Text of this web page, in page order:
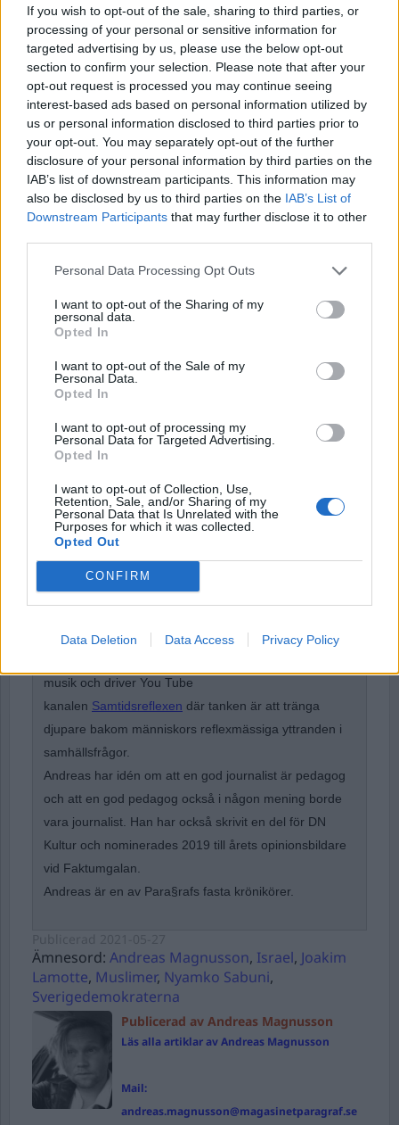
If you wish to opt-out of the sale, sharing to third parties, or
processing of your personal or sensitive information for
targeted advertising by us, please use the below opt-out
section to confirm your selection. Please note that after your
opt-out request is processed you may continue seeing
interest-based ads based on personal information utilized by
us or personal information disclosed to third parties prior to
your opt-out. You may separately opt-out of the further
disclosure of your personal information by third parties on the
IAB’s list of downstream participants. This information may
also be disclosed by us to third parties on the IAB’s List of
Downstream Participants that may further disclose it to other
Personal Data Processing Opt Outs
I want to opt-out of the Sharing of my
personal data.
Opted In
I want to opt-out of the Sale of my
Personal Data.
Opted In
I want to opt-out of processing my
Personal Data for Targeted Advertising.
Opted In
I want to opt-out of Collection, Use,
Retention, Sale, and/or Sharing of my
Personal Data that Is Unrelated with the
Purposes for which it was collected.
Opted Out
CONFIRM
Data Deletion Data Access Privacy Policy
Precis innan rättningspausen hade jag bedömt
ett inspelat tal från en tjej med somalisk
bakgrund. Ik...
Börja prenumerera för att läsa detta innehåll.
Starta din prenumerationhär
Eller logga in på ditt konto nedan:
Username or E-mail
Password
Remember Me
Forgot Password
Stöd Para§rafs bevakning av högerextremismen
Andreas Magnussonär gymnasielärare i svenska,
musik och driver You Tube
kanalen Samtidsreflexen där tanken är att tränga
djupare bakom människors reflexmässiga yttranden i
samhällsfrågor.
Andreas har idén om att en god journalist är pedagog
och att en god pedagog också i någon mening borde
vara journalist. Han har också skrivit en del för DN
Kultur och nominerades 2019 till årets opinionsbildare
vid Faktumgalan.
Andreas är en av Para§rafs fasta krönikörer.
Ämnesord: Andreas Magnusson, Israel, Joakim
Lamotte, Muslimer, Nyamko Sabuni,
Sverigedemokraterna
Publicerad av Andreas Magnusson
Läs alla artiklar av Andreas Magnusson
Mail:
andreas.magnusson@magasinetparagraf.se